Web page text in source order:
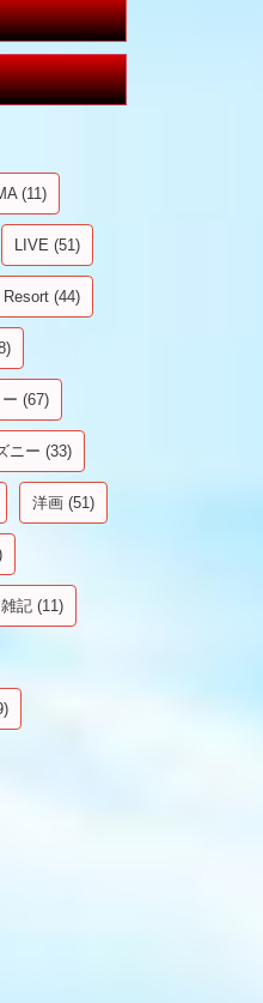
(11)
LIVE (51)
(44)
(67)
ニー (33)
洋画(51)
雑記(11)